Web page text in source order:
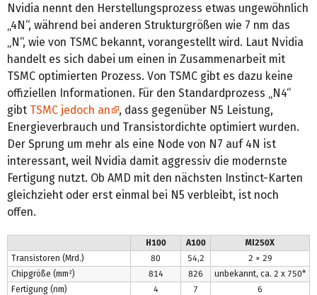
Nvidia nennt den Herstellungsprozess etwas ungewöhnlich
„4N“, während bei anderen Strukturgrößen wie 7 nm das
„N“, wie von TSMC bekannt, vorangestellt wird. Laut Nvidia
handelt es sich dabei um einen in Zusammenarbeit mit
TSMC optimierten Prozess. Von TSMC gibt es dazu keine
offiziellen Informationen. Für den Standardprozess „N4“
gibt TSMC jedoch an
, dass gegenüber N5 Leistung,
Energieverbrauch und Transistordichte optimiert wurden.
Der Sprung um mehr als eine Node von N7 auf 4N ist
interessant, weil Nvidia damit aggressiv die modernste
Fertigung nutzt. Ob AMD mit den nächsten Instinct-Karten
gleichzieht oder erst einmal bei N5 verbleibt, ist noch
offen.
H100 A100
MI250X
Transistoren (Mrd.)
80 54,2
2 × 29
Chipgröße (mm²)
814 826
unbekannt, ca. 2 x 750*
Fertigung (nm)
4 7
6